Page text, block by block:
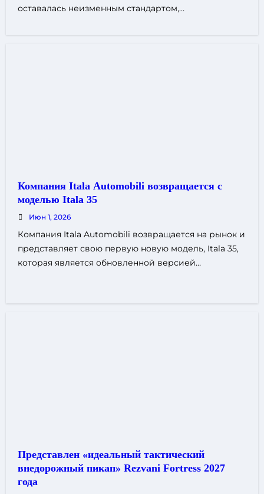
оставалась неизменным стандартом,…
Компания Itala Automobili возвращается с
моделью Itala 35
Июн 1, 2026
Компания Itala Automobili возвращается на рынок и
представляет свою первую новую модель, Itala 35,
которая является обновленной версией…
Представлен «идеальный тактический
внедорожный пикап» Rezvani Fortress 2027
года